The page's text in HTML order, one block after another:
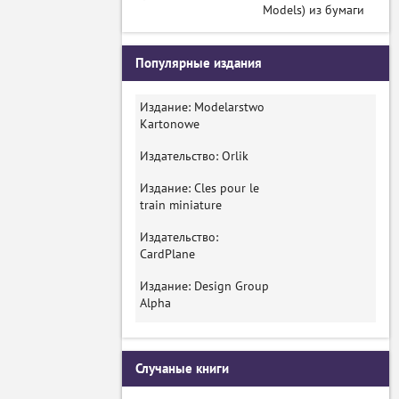
Models) из бумаги
Популярные издания
Издание: Modelarstwo
Kartonowe
Издательство: Orlik
Издание: Cles pour le
train miniature
Издательство:
CardPlane
Издание: Design Group
Alpha
Случаные книги